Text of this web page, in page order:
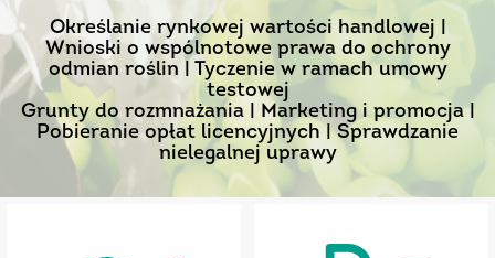
Określanie rynkowej wartości handlowej |
Wnioski o wspólnotowe prawa do ochrony
odmian roślin | Tyczenie w ramach umowy
testowej
Grunty do rozmnażania | Marketing i promocja |
Pobieranie opłat licencyjnych | Sprawdzanie
nielegalnej uprawy